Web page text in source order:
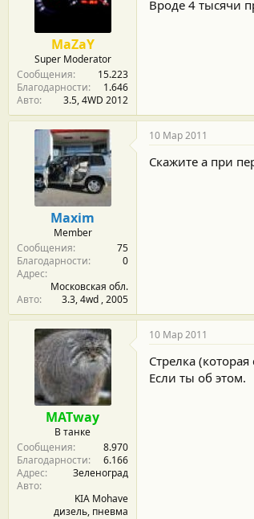
а
MaZaY
Super Moderator
Сообщения
15.223
Благодарности
1.646
Авто
3.5, 4WD 2012
Вроде 4 тысячи
Maxim
Member
Сообщения
75
Благодарности
0
Адрес
Московская обл.
Авто
3.3, 4wd , 2005
10 Мар 2011
Скажите а при
MATway
В танке
Сообщения
8.970
Благодарности
6.166
Адрес
Зеленоград
Авто
KIA Mohave
дизель, пневма
10 Мар 2011
Стрелка
Если ты об этом.